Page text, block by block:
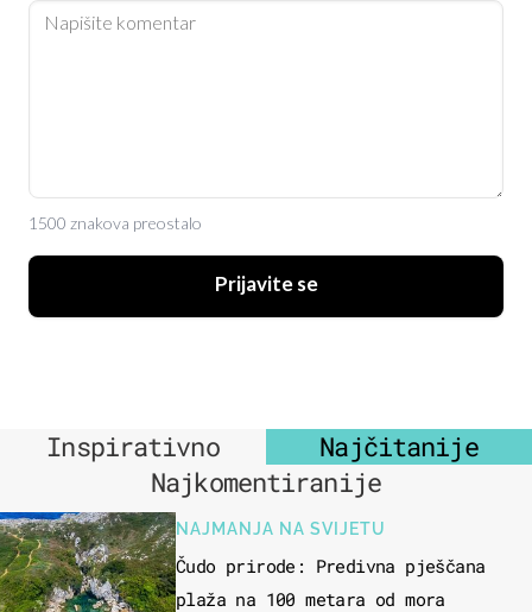
1500 znakova preostalo
Prijavite se
Inspirativno
Najčitanije
Najkomentiranije
NAJMANJA NA SVIJETU
Čudo prirode: Predivna pješčana
plaža na 100 metara od mora